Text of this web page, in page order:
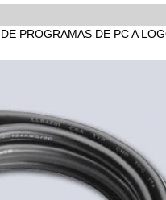
PROGRAMAS DE PC A